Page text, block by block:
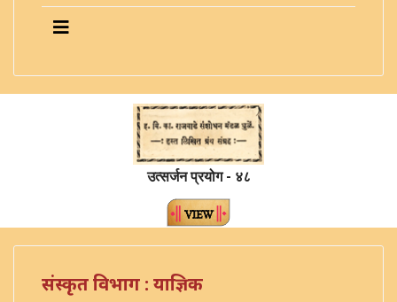
उत्सर्जन प्रयोग - ४८
संस्कृत विभाग : याज्ञिक